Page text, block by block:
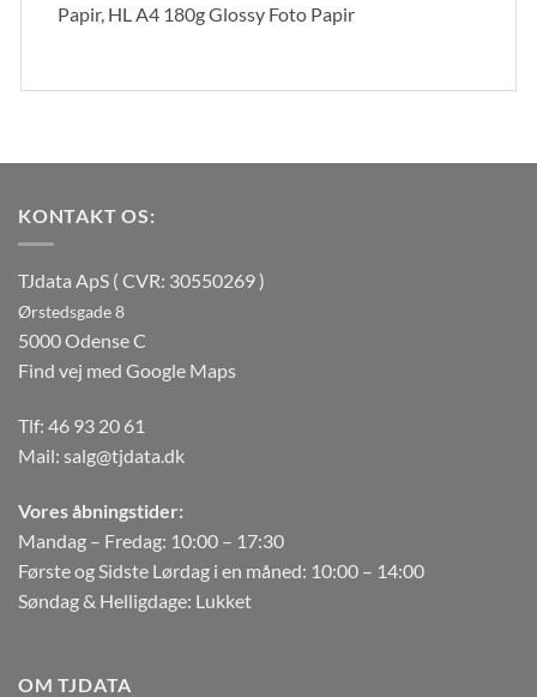
Papir, HL A4 180g Glossy Foto Papir
KONTAKT OS:
TJdata ApS ( CVR: 30550269 )
Ørstedsgade 8
5000 Odense C
Find vej med Google Maps
Tlf: 46 93 20 61
Mail: salg@tjdata.dk
Vores åbningstider:
Mandag – Fredag: 10:00 – 17:30
Første og Sidste Lørdag i en måned: 10:00 – 14:00
Søndag & Helligdage: Lukket
OM TJDATA